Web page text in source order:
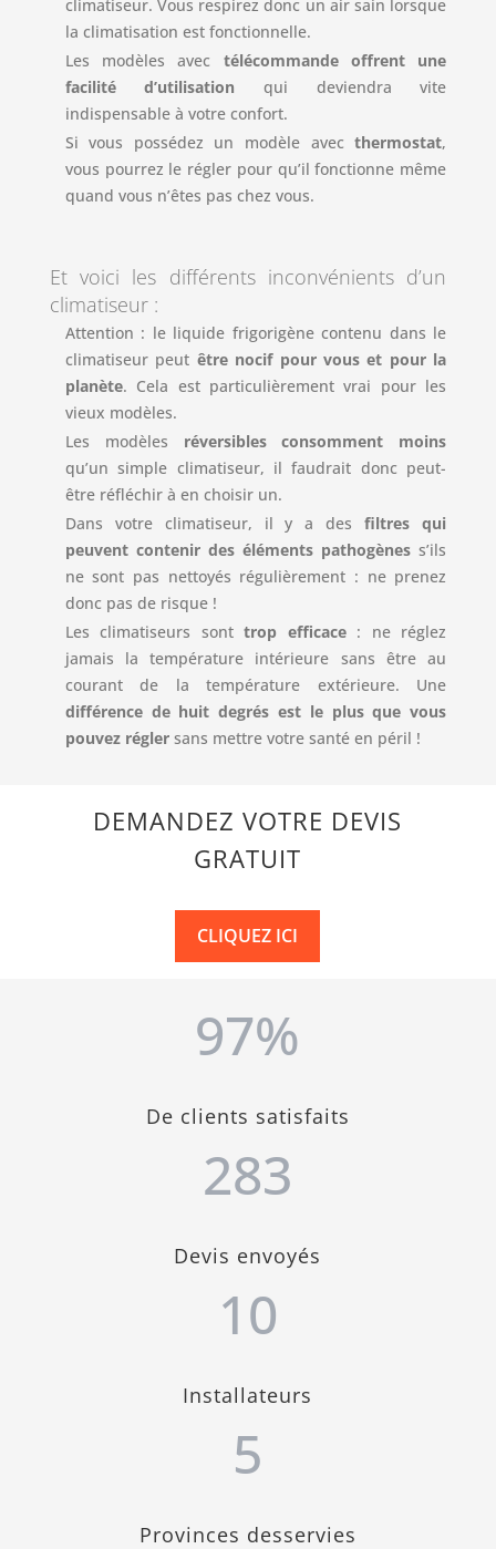
climatiseur. Vous respirez donc un air sain lorsque
la climatisation est fonctionnelle.
Les modèles avec télécommande offrent une
facilité d’utilisation qui deviendra vite
indispensable à votre confort.
Si vous possédez un modèle avec thermostat,
vous pourrez le régler pour qu’il fonctionne même
quand vous n’êtes pas chez vous.
Et voici les différents inconvénients d’un
climatiseur :
Attention : le liquide frigorigène contenu dans le
climatiseur peut être nocif pour vous et pour la
planète. Cela est particulièrement vrai pour les
vieux modèles.
Les modèles réversibles consomment moins
qu’un simple climatiseur, il faudrait donc peut-
être réfléchir à en choisir un.
Dans votre climatiseur, il y a des filtres qui
peuvent contenir des éléments pathogènes s’ils
ne sont pas nettoyés régulièrement : ne prenez
donc pas de risque !
Les climatiseurs sonttrop efficace: ne réglez
jamais la température intérieure sans être au
courant de la température extérieure. Une
différence de huit degrés est le plus que vous
pouvez réglersans mettre votre santé en péril !
DEMANDEZ VOTRE DEVIS
GRATUIT
CLIQUEZ ICI
97%
De clients satisfaits
283
Devis envoyés
10
Installateurs
5
Provinces desservies